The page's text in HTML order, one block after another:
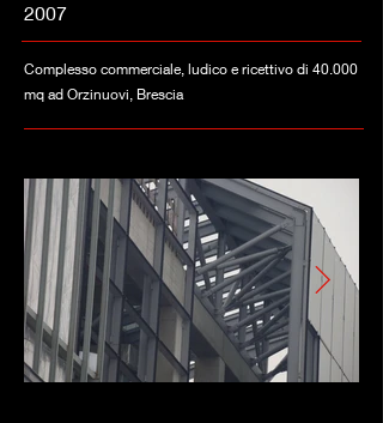
2007
Complesso commerciale, ludico e ricettivo di 40.000
mq ad Orzinuovi, Brescia